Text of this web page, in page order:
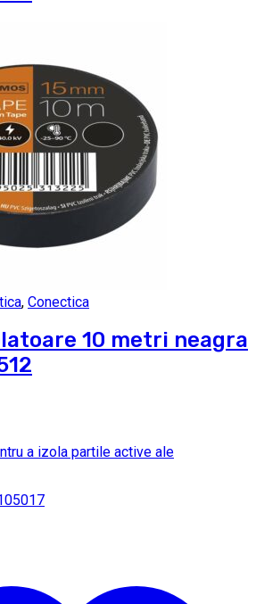
, Conectica
10 metri neagra
a izola partile active ale